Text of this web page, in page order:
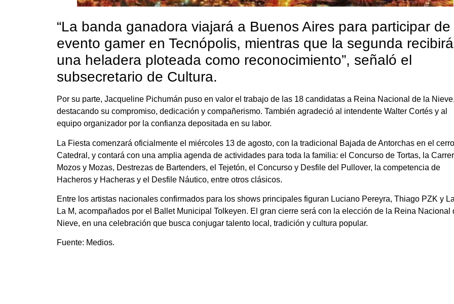
“La banda ganadora viajará a Buenos Aires para participar
evento gamer en Tecnópolis, mientras que la segunda recibirá
una heladera ploteada como reconocimiento”, señaló el
subsecretario de Cultura.
Por su parte, Jacqueline Pichumán puso en valor el trabajo de las 18 candidatas a Reina Nacional de la
destacando su compromiso, dedicación y compañerismo. También agradeció al intendente Walter Cortés y al
equipo organizador por la confianza depositada en su labor.
La Fiesta comenzará oficialmente el miércoles 13 de agosto, con la tradicional Bajada de Antorchas en el cerro
Catedral, y contará con una amplia agenda de actividades para toda la familia: el Concurso de Tortas, la
Mozos y Mozas, Destrezas de Bartenders, el Tejetón, el Concurso y Desfile del Pullover, la competencia de
Hacheros y Hacheras y el Desfile Náutico, entre otros clásicos.
Entre los artistas nacionales confirmados para los shows principales figuran Luciano Pereyra, Thiago PZK y
La M, acompañados por el Ballet Municipal Tolkeyen. El gran cierre será con la elección de la Reina Nacional
Nieve, en una celebración que busca conjugar talento local, tradición y cultura popular.
Fuente: Medios.